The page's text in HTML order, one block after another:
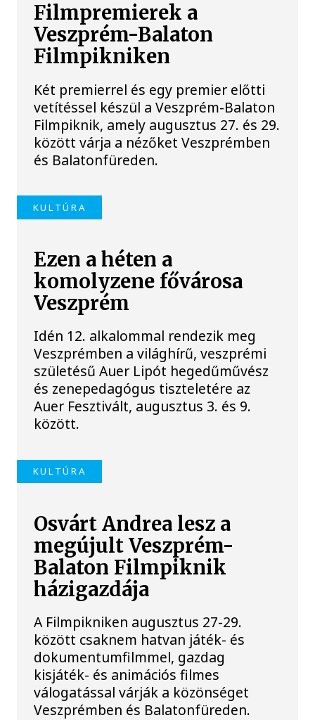
Filmpremierek a
Veszprém-Balaton
Filmpikniken
Két premierrel és egy premier előtti
vetítéssel készül a Veszprém-Balaton
Filmpiknik, amely augusztus 27. és 29.
között várja a nézőket Veszprémben
és Balatonfüreden.
KULTÚRA
Ezen a héten a
komolyzene fővárosa
Veszprém
Idén 12. alkalommal rendezik meg
Veszprémben a világhírű, veszprémi
születésű Auer Lipót hegedűművész
és zenepedagógus tiszteletére az
Auer Fesztivált, augusztus 3. és 9.
között.
KULTÚRA
Osvárt Andrea lesz a
megújult Veszprém-
Balaton Filmpiknik
házigazdája
A Filmpikniken augusztus 27-29.
között csaknem hatvan játék- és
dokumentumfilmmel, gazdag
kisjáték- és animációs filmes
válogatással várják a közönséget
Veszprémben és Balatonfüreden.